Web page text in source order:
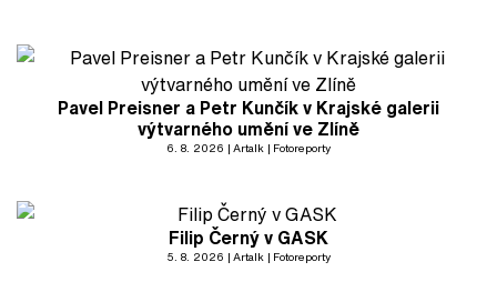
Pavel Preisner a Petr Kunčík v Krajské galerii
výtvarného umění ve Zlíně
6. 8. 2026 Artalk Fotoreporty
Filip Černý v GASK
5. 8. 2026 Artalk Fotoreporty